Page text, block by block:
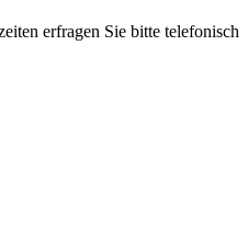
erfragen Sie bitte telefonisch